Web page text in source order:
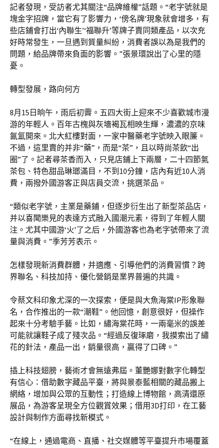
記者發現，受訪者尤其關注“品牌維權”話題。“老字號就是
塊金字招牌，當它有了影響力，‘傍名牌’現象就會增多，有
些店鋪會打出‘內聯生’‘福聯升’等牌子賣同類產品，以次充
好時常發生，一旦遇到質量糾紛，消費者誤以為是我們的
問題，給品牌帶來負面的影響。”張景環說出了心里的隱
憂。
轉型發展，路向何方
8月15日晌午，雨后初霽。五四大街上迎來不少喜歡城市漫
游的年輕人。百年古槐與灰墻褐瓦相映生輝，濃濃的京味
氤氳開來。北大紅樓對面，一家中醫藥老字號映入眼簾。
不過，這里賣的并非“藥”，而是“茶”，且以時尚茶飲“出
圈”了。記者尋茶香而入，只見店鋪上下兩層，二十四節氣
茶包、特色甜品琳瑯滿目，不到10分鐘，店內有近10人消
費，兩撥外國游客正與店員交流，挑選茶品。
“類似老字號，主業是藥鋪，但逐步衍生出了新型茶品店，
并以喜聞樂見的表達方式融入國潮元素，得到了年輕人關
注。尤其中國游‘火’了之后，外國游客也為老字號帶來了流
量與消費。”季芳芳表示。
怎樣發現新消費群體，并適應、引導他們的消費習慣？跨
界聯名、科技加持、優化營銷是業界普遍的共識。
令蔡文科印象尤深的一次探索，便是與大魚海棠IP形象聯
名，合作推出的一款“潮鞋”。他回憶，創意很好，但操作
起來十分考驗手藝。比如，繡海棠花時，一兩毫米的誤差
可能就讓鞋子成了殘次品。“經過反復琢磨，我摸索出了繡
花的針法，產品一出，銷量很高，贏得了口碑。”
插上科技翅膀，藝術才會無遠弗屆。董艷娜對數字化轉型
有信心：借助數字藏品平臺，將與景泰藍相關的藏品搬上
網絡，增加與公眾的互動性；打造線上博物館，高清還原
展品，為游客呈現全方位觀賞效果；借用3D打印，在工藝
設計與制作方面尋找新模式。
“在線上，通過電商、直播、社交媒體等平臺提升市場覆蓋